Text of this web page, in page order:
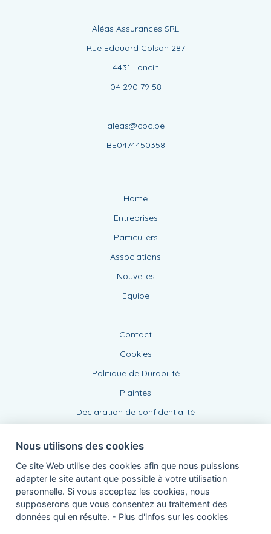
Aléas Assurances SRL
Rue Edouard Colson 287
4431 Loncin
04 290 79 58
aleas@cbc.be
BE0474450358
Home
Entreprises
Particuliers
Associations
Nouvelles
Equipe
Contact
Cookies
Politique de Durabilité
Plaintes
Déclaration de confidentialité
Agent lié, BE0474450358
de KBC Assurances sa
Nous utilisons des cookies
Ce site Web utilise des cookies afin que nous puissions
adapter le site autant que possible à votre utilisation
personnelle. Si vous acceptez les cookies, nous
supposerons que vous consentez au traitement des
données qui en résulte. - Plus d'infos sur les cookies